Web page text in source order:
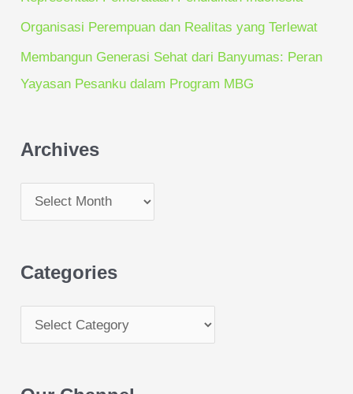
Organisasi Perempuan dan Realitas yang Terlewat
Membangun Generasi Sehat dari Banyumas: Peran
Yayasan Pesanku dalam Program MBG
Archives
Categories